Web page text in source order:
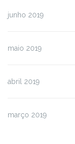
junho 2019
maio 2019
abril 2019
março 2019